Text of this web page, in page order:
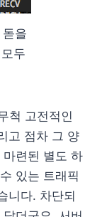
을
두
척 고전적인
고 점차 그 양
련된 별도 하
있는 트래픽
니다. 차단되